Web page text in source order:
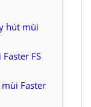
hút mùi
FS
Faster